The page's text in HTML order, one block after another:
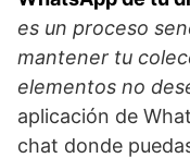
es un proceso
mantener tu
elementos no
aplicación de
chat donde